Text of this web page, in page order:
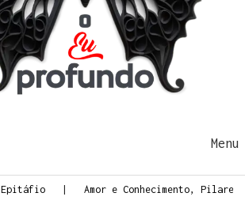
Epitáfio Amor e Conhecimento,